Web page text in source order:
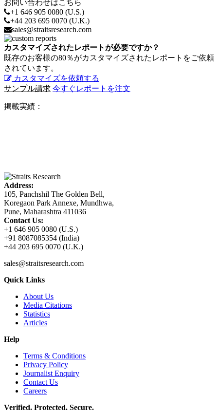
お問い合わせはこちら
+1 646 905 0080 (U.S.)
+44 203 695 0070 (U.K.)
sales@straitsresearch.com
カスタマイズされたレポートが必要ですか？
既存のお客様の80％がカスタマイズされたレポートをご依頼
されています。
カスタマイズを依頼する
サンプル請求 今すぐレポートを注文
掲載実績：
Address:
105, Panchshil The Golden Bell,
Koregaon Park Annexe, Mundhwa,
Pune, Maharashtra 411036
Contact Us:
+1 646 905 0080 (U.S.)
+91 8087085354 (India)
+44 203 695 0070 (U.K.)
sales@straitsresearch.com
Quick Links
About Us
Media Citations
Statistics
Articles
Help
Terms & Conditions
Privacy Policy
Journalist Enquiry
Contact Us
Careers
Verified. Protected. Secure.